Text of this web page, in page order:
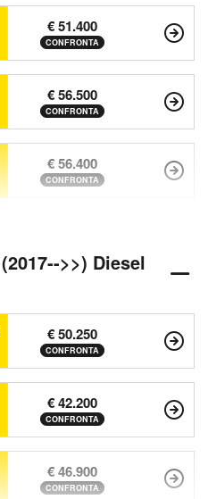
€ 51.400
CONFRONTA
€ 56.500
CONFRONTA
€ 56.400
CONFRONTA
>>) Diesel
€ 50.250
CONFRONTA
€ 42.200
CONFRONTA
€ 46.900
CONFRONTA